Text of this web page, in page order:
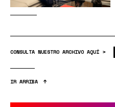
CONSULTA NUESTRO ARCHIVO AQUÍ >
IR ARRIBA